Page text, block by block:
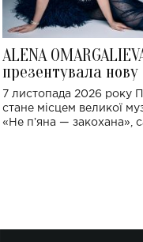
ALENA
презентувала
великого концерту
спорту
7 листопада 2026 року
стане місцем великої
«Не пʼяна — закохана»,